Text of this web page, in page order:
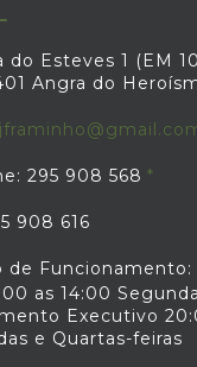
do Esteves 1 (EM
Angra do
295 908 568
908 616
de Funcionamento:
as 14:00
Executivo
e Quartas-feiras